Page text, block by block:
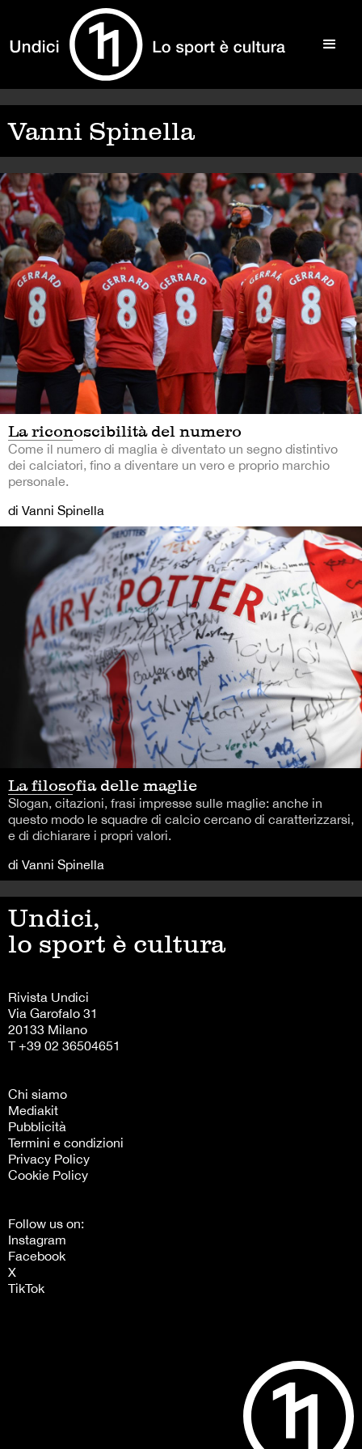
Vanni Spinella
La riconoscibilità del numero
Come il numero di maglia è diventato un segno distintivo
dei calciatori, fino a diventare un vero e proprio marchio
personale.
di Vanni Spinella
La filosofia delle maglie
Slogan, citazioni, frasi impresse sulle maglie: anche in
questo modo le squadre di calcio cercano di caratterizzarsi,
e di dichiarare i propri valori.
di Vanni Spinella
Undici,
lo sport è cultura
Rivista Undici
Via Garofalo 31
20133 Milano
T +39 02 36504651
Chi siamo
Mediakit
Pubblicità
Termini e condizioni
Privacy Policy
Cookie Policy
Follow us on:
Instagram
Facebook
X
TikTok